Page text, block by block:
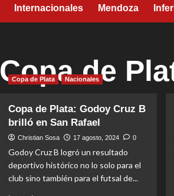
Internacionales Mendoza
Copa de
Copa de Plata Nacionales
Copa de Plata: Godoy Cruz B
brilló en San Rafael
Christian Sosa 17 agosto, 2024 0
Godoy Cruz B logró un resultado
deportivo histórico no lo solo para el
club sino también para el futsal de...